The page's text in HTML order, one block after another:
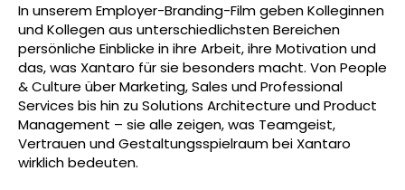
In unserem Employer-Branding-Film geben Kolleginnen
und Kollegen aus unterschiedlichsten Bereichen
persönliche Einblicke in ihre Arbeit, ihre Motivation und
das, was Xantaro für sie besonders macht. Von People
& Culture über Marketing, Sales und Professional
Services bis hin zu Solutions Architecture und Product
Management – sie alle zeigen, was Teamgeist,
Vertrauen und Gestaltungsspielraum bei Xantaro
wirklich bedeuten.